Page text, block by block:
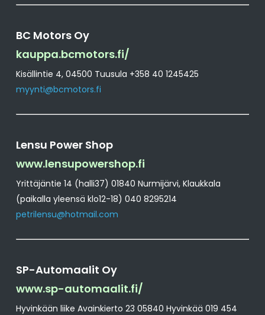
BC Motors Oy
kauppa.bcmotors.fi/
Kisällintie 4, 04500 Tuusula +358 40 1245425
myynti@bcmotors.fi
Lensu Power Shop
www.lensupowershop.fi
Yrittäjäntie 14 (halli37) 01840 Nurmijärvi, Klaukkala
(paikalla yleensä klo12-18) 040 8295214
petrilensu@hotmail.com
SP-Automaalit Oy
www.sp-automaalit.fi/
Hyvinkään liike Avainkierto 23 05840 Hyvinkää 019 454